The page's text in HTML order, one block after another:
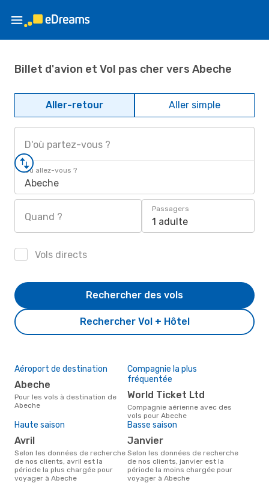
Billet d'avion et Vol pas cher vers Abeche
Aller-retour Aller simple
D'où partez-vous ?
Où allez-vous ?
Abeche
Quand ?
Passagers
1 adulte
Vols directs
Rechercher Vol + Hôtel
Rechercher des vols
Aéroport de destination
Abeche
Pour les vols à destination de
Abeche
Compagnie la plus
fréquentée
World Ticket Ltd
Compagnie aérienne avec des
vols pour Abeche
Haute saison
avril
Selon les données de recherche
de nos clients, avril est la
période la plus chargée pour
voyager à Abeche
Basse saison
janvier
Selon les données de recherche
de nos clients, janvier est la
période la moins chargée pour
voyager à Abeche